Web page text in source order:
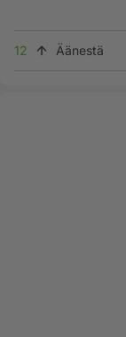
12 Äänestä